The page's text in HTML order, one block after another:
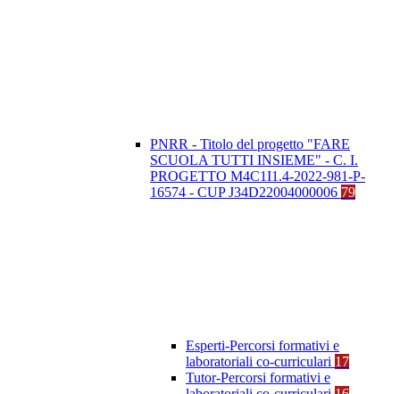
PNRR - Titolo del progetto "FARE
SCUOLA TUTTI INSIEME" - C. I.
PROGETTO M4C1I1.4-2022-981-P-
16574 - CUP J34D22004000006 79
Esperti-Percorsi formativi e
laboratoriali co-curriculari 17
Tutor-Percorsi formativi e